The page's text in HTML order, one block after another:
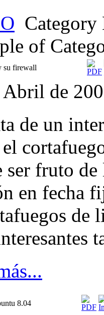
Category
of
su firewall
Abril de
de un
el
ser fruto
en fecha
de
8.04